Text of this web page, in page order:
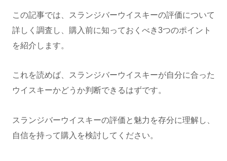
この記事では、スランジバーウイスキーの評価について
詳しく調査し、購入前に知っておくべき3つのポイント
を紹介します。
これを読めば、スランジバーウイスキーが自分に合った
ウイスキーかどうか判断できるはずです。
スランジバーウイスキーの評価と魅力を存分に理解し、
自信を持って購入を検討してください。